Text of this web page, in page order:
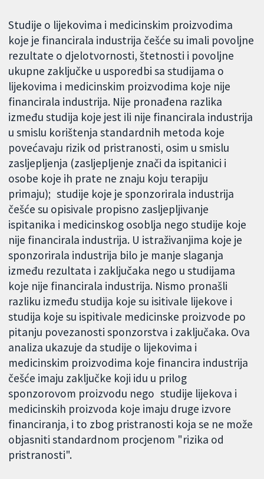
Studije o lijekovima i medicinskim proizvodima
koje je financirala industrija češće su imali povoljne
rezultate o djelotvornosti, štetnosti i povoljne
ukupne zaključke u usporedbi sa studijama o
lijekovima i medicinskim proizvodima koje nije
financirala industrija. Nije pronađena razlika
između studija koje jest ili nije financirala industrija
u smislu korištenja standardnih metoda koje
povećavaju rizik od pristranosti, osim u smislu
zasljepljenja (zasljepljenje znači da ispitanici i
osobe koje ih prate ne znaju koju terapiju
primaju); studije koje je sponzorirala industrija
češće su opisivale propisno zasljepljivanje
ispitanika i medicinskog osoblja nego studije koje
nije financirala industrija. U istraživanjima koje je
sponzorirala industrija bilo je manje slaganja
između rezultata i zaključaka nego u studijama
koje nije financirala industrija. Nismo pronašli
razliku između studija koje su isitivale lijekove i
studija koje su ispitivale medicinske proizvode po
pitanju povezanosti sponzorstva i zaključaka. Ova
analiza ukazuje da studije o lijekovima i
medicinskim proizvodima koje financira industrija
češće imaju zaključke koji idu u prilog
sponzorovom proizvodu nego studije lijekova i
medicinskih proizvoda koje imaju druge izvore
financiranja, i to zbog pristranosti koja se ne može
objasniti standardnom procjenom "rizika od
pristranosti".